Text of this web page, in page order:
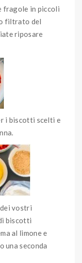
fragole in piccoli
filtrato del
riposare
i biscotti scelti e
vostri
biscotti
al limone e
una seconda